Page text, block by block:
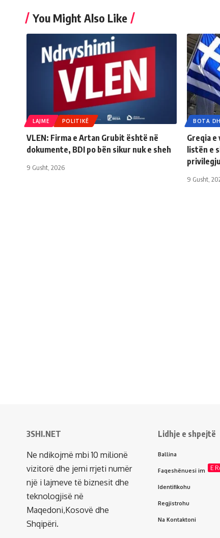
You Might Also Like
LAJME POLITIKË
VLEN: Firma e Artan Grubit është në
dokumente, BDI po bën sikur nuk e sheh
9 Gusht, 2026
BOTA
Greqia
listën e
9 Gusht,
3SHI.NET
Ne ndikojmë mbi 10 milionë
vizitorë dhe jemi rrjeti numër
një i lajmeve të biznesit dhe
teknologjisë në
Maqedoni,Kosovë dhe
Shqipëri.
Lidhje e shpejtë
Ballina
Faqeshënuesi im E
Identifikohu
Regjistrohu
Na Kontaktoni